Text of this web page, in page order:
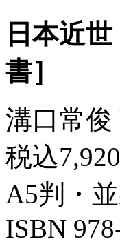
日本近
書］
溝口常俊
税込
A5判・
ISBN